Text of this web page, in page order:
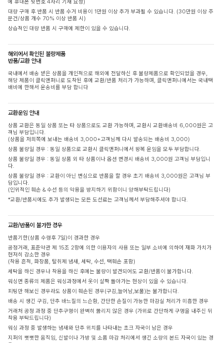
에 휴대폰 뒷번호 4자리 기재 요청)
대량 구매 후 반품 시 반품 수거 비용이 1만원 이상 추가 부과될 수 있습니다. (30만원 이상 주
문건/상품 개수 70% 이상 반품 시)
상습적인 대량 반품 시 구매에 제한이 있을 수 있습니다.
해외에서 확인된 불량제품
반품/교환 안내
국내에서 배송 받은 상품을 개인적으로 해외에 전달하신 후 불량제품으로 확인되었을 경우,
해당 제품이 클릭앤퍼니로 도착된 후에 교환/반품 처리가 가능하며, 클릭앤퍼니에서는 국내택
배비에 한해서 운송비를 부담 합니다
교환운임 안내
상품 교환은 동일 상품 또는 타 상품으로도 교환 가능하며, 교환시 교환배송비 6,000원은 고
객님 부담입니다.
(상품을 저희쪽에 보내는 배송비 3,000+고객님께 다시 발송되는 배송비 3,000)
상품 불량일 경우 : 동일 상품으로 교환시 클릭앤퍼니에서 왕복 운임을 모두 부담합니다.
상품 불량일 경우 : 동일 상품 외 타 상품이나 옵션 변경시 배송비 3,000원 고객님 부담입니
다.
상품 불량일 경우 : 교환이 아닌 변심으로 반품을 할 경우 초기 배송비 3,000원은 고객님 부
담입니다.
(인위적인 훼손 & 수선 등의 악용을 방지하기 위함이니 양해부탁드립니다)
*교환/반품시에도 추가 발생되는 모든 도선료는 고객님께서 부담해주셔야 합니다.
교환/반품이 불가한 경우
반품기한(상품 수령후 7일)이 경과한 경우
공정거래, 표준약관 제 15조 2항에 의한 이용자의 사용 또는 일부 소비에 의하여 재화 가치가
현저히 감소한 경우
(착용 흔적, 화장품, 탈취제 냄새, 세탁, 수선, 택훼손 포함)
세탁을 하신 경우나 착용을 하신 후에는 불량이 발견되어도 교환/반품이 불가합니다.
워싱면 종류의 제품은 워싱과정에서 옷이 살짝 돌아가는 현상이 있을 수 있습니다.
피팅만 해보신 경우라도 상품이 훼손된 경우(구김,늘어남,보풀)는 불가합니다.
배송 시 생긴 구김, 단추 바느질의 느슨함, 간단한 손질이 가능한 마감실 처리가 미흡한 경우
거래처 공정 과정 중 단추구멍이 완벽히 뚫리지 않은 경우 (가위로 간단하게 구멍을 내주신 뒤
착용 부탁드립니다)
워싱 과정 중 발생하는 냄새와 단추 위치를 나타내는 초크 자국이 남은 경우
지퍼의 뻣뻣한 움직임, 신발이나 가방 및 소품 마감 처리에서 생긴 소량의 본드 자국이 있는 경